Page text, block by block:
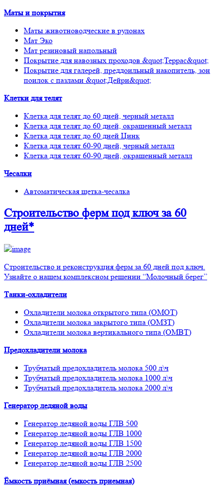
Маты и покрытия
Маты животноводческие в рулонах
Мат Эко
Мат резиновый напольный
Покрытие для навозных проходов &quot;Террас&quot;
Покрытие для галерей, преддоильный накопитель, зон
поилок с пазлами &quot;Дейри&quot;
Клетки для телят
Клетка для телят до 60 дней, черный металл
Клетка для телят до 60 дней, окрашенный металл
Клетка для телят до 60 дней Цинк
Клетка для телят 60-90 дней, черный металл
Клетка для телят 60-90 дней, окрашенный металл
Чесалки
Автоматическая щетка-чесалка
Строительство фермпод ключ за 60
дней*
Строительство и реконструкция ферм за 60 дней под ключ.
Узнайте о нашем комплексном решении “Молочный берег”
Танки-охладители
Охладители молока открытого типа (ОМОТ)
Охладители молока закрытого типа (ОМЗТ)
Охладители молока вертикального типа (ОМВТ)
Предохладители молока
Трубчатый предохладитель молока 500 л\ч
Трубчатый предохладитель молока 1000 л\ч
Трубчатый предохладитель молока 2000 л\ч
Генератор ледяной воды
Генератор ледяной воды ГЛВ 500
Генератор ледяной воды ГЛВ 1000
Генератор ледяной воды ГЛВ 1500
Генератор ледяной воды ГЛВ 2000
Генератор ледяной воды ГЛВ 2500
Ёмкость приёмная (емкость приемная)